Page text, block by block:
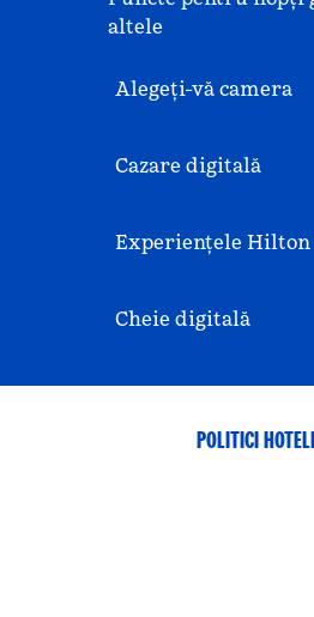
altele
Alegeți-vă camera
Cazare digitală
Experiențele Hilton
Cheie digitală
POLITICI